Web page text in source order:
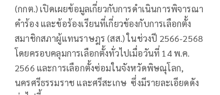
(กกต.) เปิดเผยข้อมูลเกี่ยวกับการดำเนินการพิจารณา
คำร้อง และข้อร้องเรียนที่เกี่ยวข้องกับการเลือกตั้ง
สมาชิกสภาผู้แทนราษฎร (สส.) ในช่วงปี 2566-2568
โดยครอบคลุมการเลือกตั้งทั่วไปเมื่อวันที่ 14 พ.ค.
2566 และการเลือกตั้งซ่อมในจังหวัดพิษณุโลก,
นครศรีธรรมราช และศรีสะเกษ ซึ่งมีรายละเอียดดัง